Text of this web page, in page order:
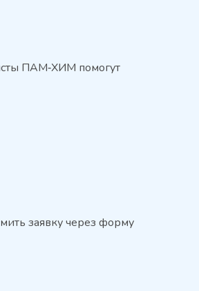
ПАМ‑ХИМ помогут
заявку через форму